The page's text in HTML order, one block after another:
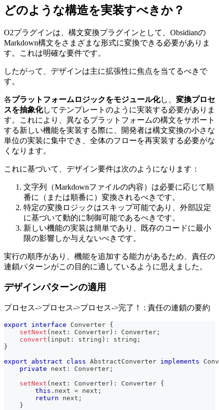
どのような構造を実装すべきか？
O2プラグインは、構文変換プラグインとして、Obsidianの
Markdown構文をさまざまな形式に変換できる必要がありま
す。これは明確な要件です。
したがって、デザインは主に拡張性に焦点を当てるべきで
す。
各プラットフォームロジックをモジュール化し、 変換プロセ
スを抽象化してテンプレートのように実装する必要がありま
す。これにより、異なるプラットフォームの構文をサポート
する新しい機能を実装する際に、開発者は構文変換の小さな
単位の実装に集中でき、全体のフローを再実装する必要がな
くなります。
これに基づいて、デザイン要件は次のようになります：
文字列（Markdownファイルの内容）は必要に応じて順
番に（または順番に）変換されるべきです。
特定の変換ロジックはスキップ可能であり、外部設定
に基づいて動的に制御可能であるべきです。
新しい機能の実装は簡単であり、既存のコードに最小
限の影響しか与えないべきです。
実行の順序があり、機能を追加する能力があるため、責任の
連鎖パターンがこの目的に適しているように思えました。
デザインパターンの適用
プロセス->プロセス->プロセス->完了！ : 責任の連鎖の要約
export interface Converter {
setNext ( next : Converter ) : Converter ;
convert ( input : string ) : string ;
}
export
abstract class AbstractConverter implements
private next : Converter ;
setNext ( next : Converter ) : Converter {
this . next = next ;
return next ;
}